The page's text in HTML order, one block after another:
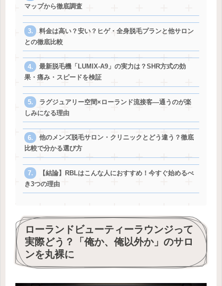
マップから徹底調査
料金は高い？安い？ヒゲ・全身脱毛プランと他サロン
との徹底比較
最新脱毛機「LUMIX-A9」の実力は？SHR方式の効
果・痛み・スピードを検証
ラグジュアリー空間×ローランド流接客―通うのが楽
しみになる理由
他のメンズ脱毛サロン・クリニックとどう違う？徹底
比較で分かる選び方
【結論】RBLはこんな人におすすめ！今すぐ始めるべ
き3つの理由
ローランドビューティーラウンジって
実際どう？「俺か、俺以外か」のサロ
ンを丸裸に